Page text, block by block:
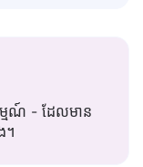
មណ៍ - ដែលមាន
។